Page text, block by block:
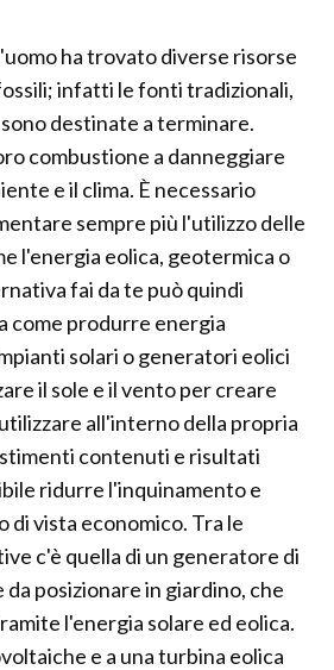
ha trovato diverse risorse
infatti le fonti tradizionali,
destinate a terminare.
combustione a danneggiare
e il clima. È necessario
sempre più l'utilizzo delle
l'energia eolica, geotermica o
fai da te può quindi
come produrre energia
solari o generatori eolici
il sole e il vento per creare
all'interno della propria
contenuti e risultati
ridurre l'inquinamento e
di vista economico. Tra le
c'è quella di un generatore di
posizionare in giardino, che
l'energia solare ed eolica.
e a una turbina eolica